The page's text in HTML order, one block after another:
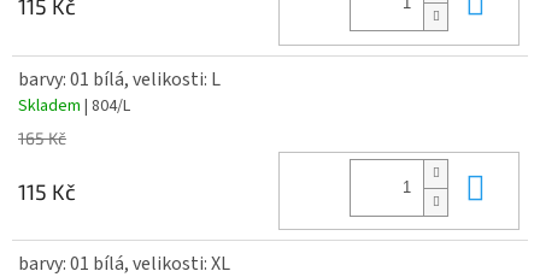
115 Kč
barvy: 01 bílá, velikosti: L
Skladem | 804/L
165 Kč
115 Kč
barvy: 01 bílá, velikosti: XL